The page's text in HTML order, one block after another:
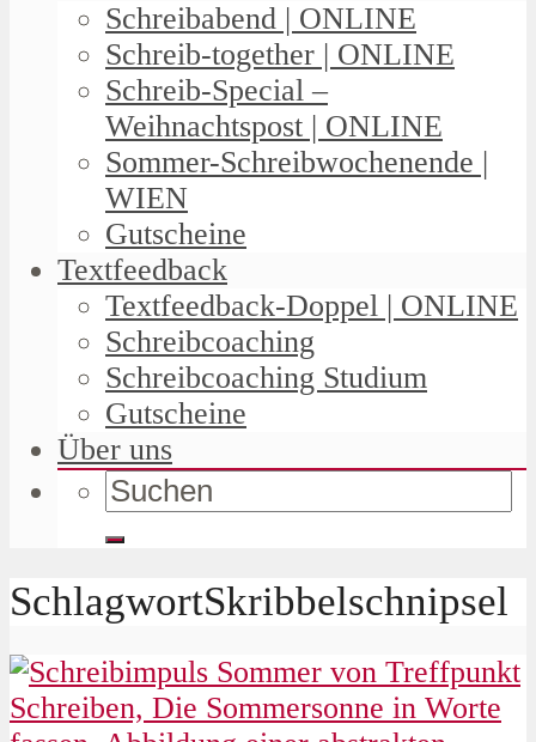
Schreibabend | ONLINE
Schreib-together | ONLINE
Schreib-Special –
Weihnachtspost | ONLINE
Sommer-Schreibwochenende |
WIEN
Gutscheine
Textfeedback
Textfeedback-Doppel | ONLINE
Schreibcoaching
Schreibcoaching Studium
Gutscheine
Über uns
SchlagwortSkribbelschnipsel